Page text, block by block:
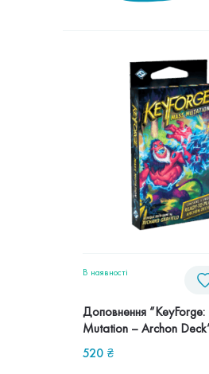
В наявностi
Доповнення
Mutation – Archon
520 ₴